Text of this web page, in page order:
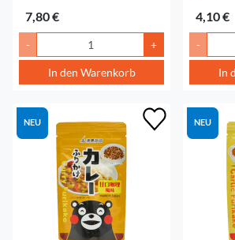
7,80 €
- +
In den Warenkorb
4,10 €
-
In
NEU NEU